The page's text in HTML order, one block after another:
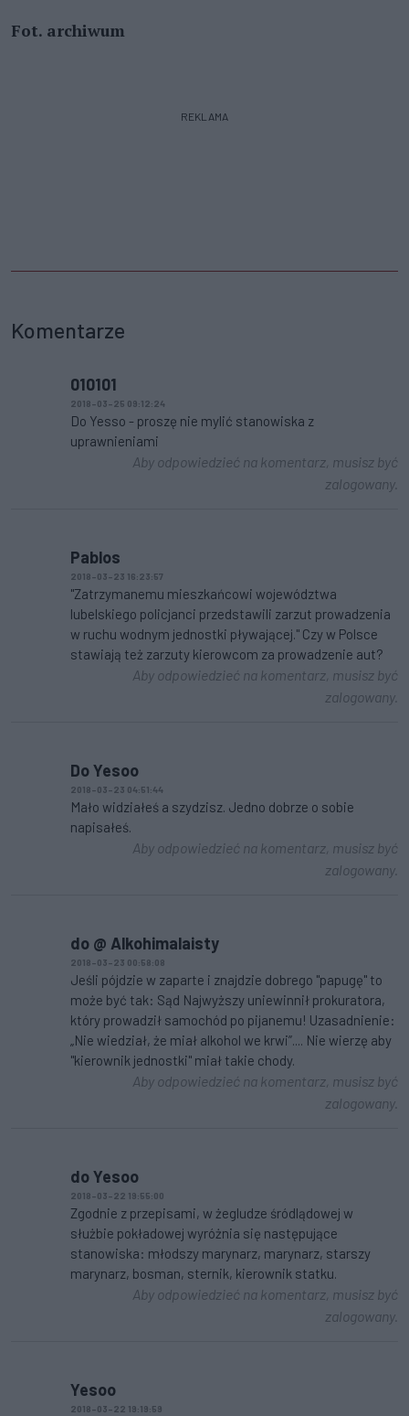
Fot. archiwum
REKLAMA
Komentarze
010101
2018-03-25 09:12:24
Do Yesso - proszę nie mylić stanowiska z
uprawnieniami
Aby odpowiedzieć na komentarz, musisz być
zalogowany.
Pablos
2018-03-23 16:23:57
"Zatrzymanemu mieszkańcowi województwa
lubelskiego policjanci przedstawili zarzut prowadzenia
w ruchu wodnym jednostki pływającej." Czy w Polsce
stawiają też zarzuty kierowcom za prowadzenie aut?
Aby odpowiedzieć na komentarz, musisz być
zalogowany.
Do Yesoo
2018-03-23 04:51:44
Mało widziałeś a szydzisz. Jedno dobrze o sobie
napisałeś.
Aby odpowiedzieć na komentarz, musisz być
zalogowany.
do @ Alkohimalaisty
2018-03-23 00:58:08
Jeśli pójdzie w zaparte i znajdzie dobrego "papugę" to
może być tak: Sąd Najwyższy uniewinnił prokuratora,
który prowadził samochód po pijanemu! Uzasadnienie:
„Nie wiedział, że miał alkohol we krwi”.... Nie wierzę aby
"kierownik jednostki" miał takie chody.
Aby odpowiedzieć na komentarz, musisz być
zalogowany.
do Yesoo
2018-03-22 19:55:00
Zgodnie z przepisami, w żegludze śródlądowej w
służbie pokładowej wyróżnia się następujące
stanowiska: młodszy marynarz, marynarz, starszy
marynarz, bosman, sternik, kierownik statku.
Aby odpowiedzieć na komentarz, musisz być
zalogowany.
Yesoo
2018-03-22 19:19:59